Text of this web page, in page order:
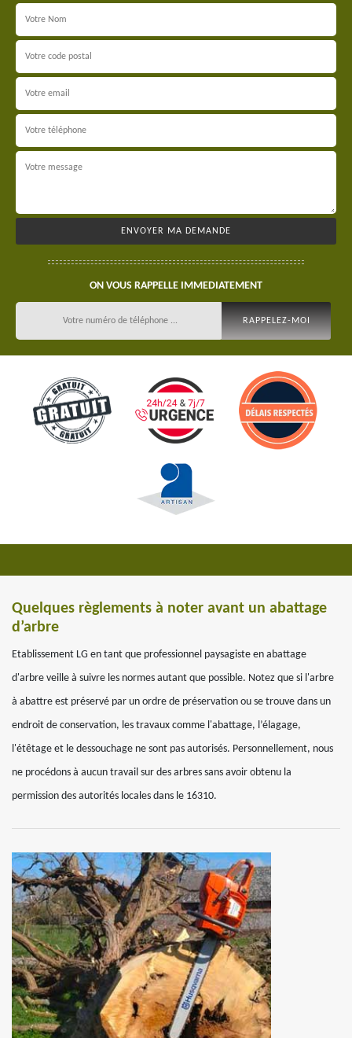
ON VOUS RAPPELLE IMMEDIATEMENT
Quelques règlements à noter avant un abattage
d’arbre
Etablissement LG en tant que professionnel paysagiste en abattage
d'arbre veille à suivre les normes autant que possible. Notez que si l'arbre
à abattre est préservé par un ordre de préservation ou se trouve dans un
endroit de conservation, les travaux comme l'abattage, l’élagage,
l'étêtage et le dessouchage ne sont pas autorisés. Personnellement, nous
ne procédons à aucun travail sur des arbres sans avoir obtenu la
permission des autorités locales dans le 16310.